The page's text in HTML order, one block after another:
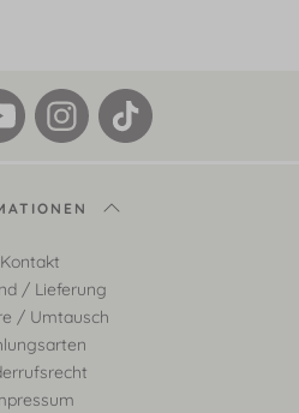
Kontakt
/ Lieferung
/ Umtausch